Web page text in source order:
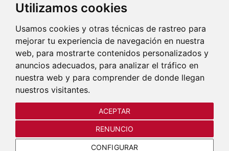
Utilizamos cookies
Usamos cookies y otras técnicas de rastreo para
mejorar tu experiencia de navegación en nuestra
web, para mostrarte contenidos personalizados y
anuncios adecuados, para analizar el tráfico en
nuestra web y para comprender de donde llegan
nuestros visitantes.
ACEPTAR
RENUNCIO
CONFIGURAR
COMPRAR ENTRADAS